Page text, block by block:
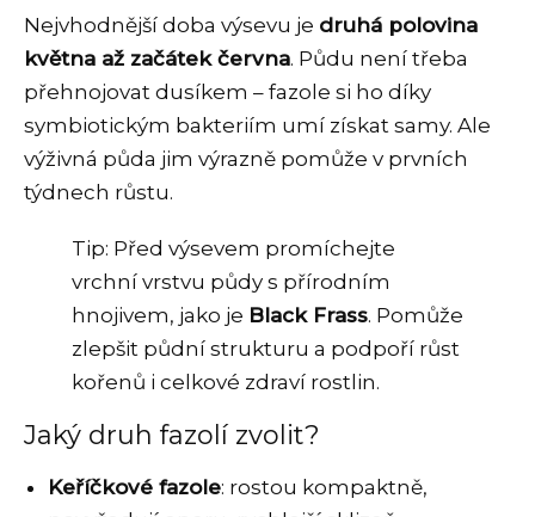
Nejvhodnější doba výsevu je druhá polovina
května až začátek června. Půdu není třeba
přehnojovat dusíkem – fazole si ho díky
symbiotickým bakteriím umí získat samy. Ale
výživná půda jim výrazně pomůže v prvních
týdnech růstu.
Tip: Před výsevem promíchejte
vrchní vrstvu půdy s přírodním
hnojivem, jako je Black Frass. Pomůže
zlepšit půdní strukturu a podpoří růst
kořenů i celkové zdraví rostlin.
Jaký druh fazolí zvolit?
Keříčkové fazole: rostou kompaktně,